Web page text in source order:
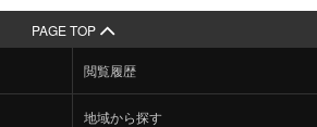
PAGE TOP
閲覧履歴
地域から探す